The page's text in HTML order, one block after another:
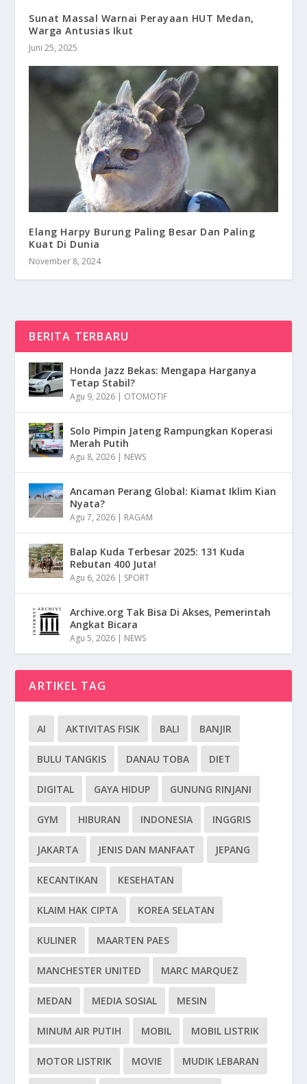
Sunat Massal Warnai Perayaan HUT Medan,
Warga Antusias Ikut
Juni 25, 2025
Elang Harpy Burung Paling Besar Dan Paling
Kuat Di Dunia
November 8, 2024
BERITA TERBARU
Honda Jazz Bekas: Mengapa Harganya
Tetap Stabil?
Agu 9, 2026 | OTOMOTIF
Solo Pimpin Jateng Rampungkan Koperasi
Merah Putih
Agu 8, 2026 | NEWS
Ancaman Perang Global: Kiamat Iklim Kian
Nyata?
Agu 7, 2026 | RAGAM
Balap Kuda Terbesar 2025: 131 Kuda
Rebutan 400 Juta!
Agu 6, 2026 | SPORT
Archive.org Tak Bisa Di Akses, Pemerintah
Angkat Bicara
Agu 5, 2026 | NEWS
ARTIKEL TAG
AI AKTIVITAS FISIK BALI BANJIR
BULU TANGKIS DANAU TOBA DIET
DIGITAL GAYA HIDUP GUNUNG RINJANI
GYM HIBURAN INDONESIA INGGRIS
JAKARTA JENIS DAN MANFAAT JEPANG
KECANTIKAN KESEHATAN
KLAIM HAK CIPTA KOREA SELATAN
KULINER MAARTEN PAES
MANCHESTER UNITED MARC MARQUEZ
MEDAN MEDIA SOSIAL MESIN
MINUM AIR PUTIH MOBIL MOBIL LISTRIK
MOTOR LISTRIK MOVIE MUDIK LEBARAN